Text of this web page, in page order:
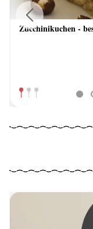
Zucchinikuchen -
Previous